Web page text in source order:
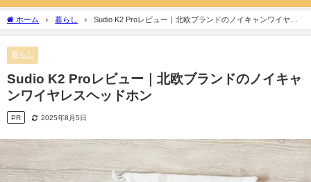
ホーム 暮らし
Sudio K2 Proレビュー｜北欧ブランドのノイキャンワイヤレ
暮らし
Sudio K2 Proレビュー｜北欧ブランドのノイキャ
ンワイヤレスヘッドホン
PR 2025年8月5日